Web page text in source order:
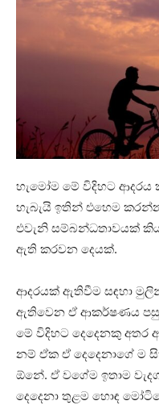
හැමෝම මේ විදිහට
හැබැයි ඉතින් එහෙම
එවැනි සම්බන්ධතාවයක්
ඇති කරවන දෙයක්.
ආදරයක් ඇතිවීම සඳහා
ඇතිවෙන ඒ ආකර්ෂණය
මේ විදිහට දෙදෙනකු අතර
නම් ඒක ඒ දෙදෙනාගේ ම
ඕනේ. ඒ වගේම ඉතාම
දෙදෙනා තුළම හොඳ